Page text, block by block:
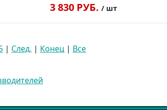
3 830 РУБ. / шт
| След. | Конец | Все